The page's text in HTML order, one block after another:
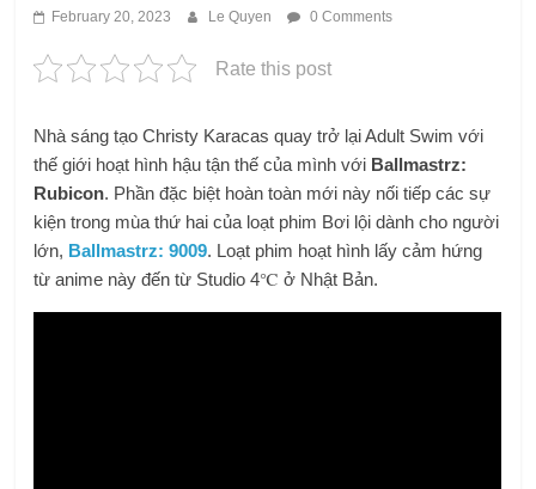
February 20, 2023 Le Quyen 0 Comments
Rate this post
Nhà sáng tạo Christy Karacas quay trở lại Adult Swim với
thế giới hoạt hình hậu tận thế của mình với Ballmastrz:
Rubicon. Phần đặc biệt hoàn toàn mới này nối tiếp các sự
kiện trong mùa thứ hai của loạt phim Bơi lội dành cho người
lớn, Ballmastrz: 9009. Loạt phim hoạt hình lấy cảm hứng
từ anime này đến từ Studio 4℃ ở Nhật Bản.